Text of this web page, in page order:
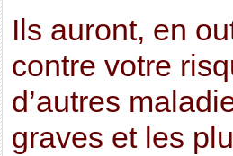
Ils auront, en
contre votre
d’autres
graves et les